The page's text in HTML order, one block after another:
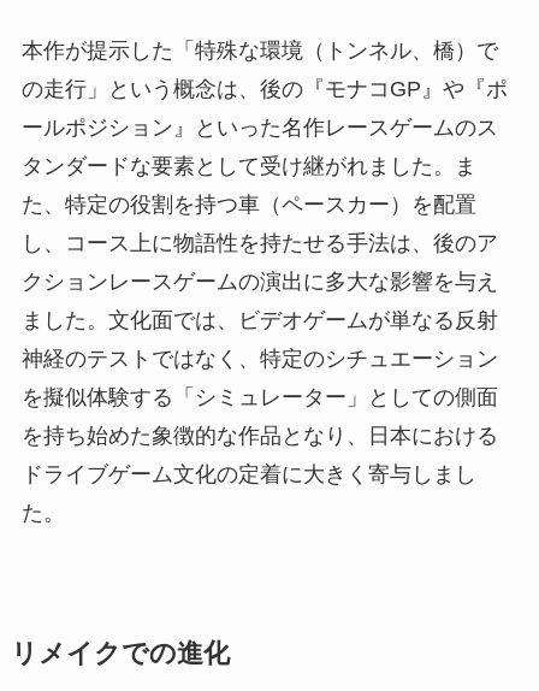
本作が提示した「特殊な環境（トンネル、橋）で
の走行」という概念は、後の『モナコGP』や『ポ
ールポジション』といった名作レースゲームのス
タンダードな要素として受け継がれました。ま
た、特定の役割を持つ車（ペースカー）を配置
し、コース上に物語性を持たせる手法は、後のア
クションレースゲームの演出に多大な影響を与え
ました。文化面では、ビデオゲームが単なる反射
神経のテストではなく、特定のシチュエーション
を擬似体験する「シミュレーター」としての側面
を持ち始めた象徴的な作品となり、日本における
ドライブゲーム文化の定着に大きく寄与しまし
た。
リメイクでの進化